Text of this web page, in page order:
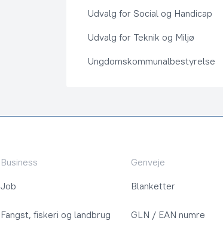
Udvalg for Social og Handicap
Udvalg for Teknik og Miljø
Ungdomskommunalbestyrelse
Business
Job
Fangst, fiskeri og landbrug
Genveje
Blanketter
GLN / EAN numre